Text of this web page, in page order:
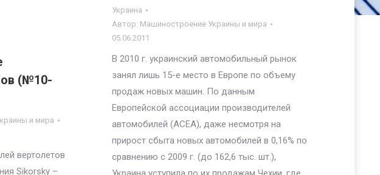
Украина
Автор: Машиностроение Украины и мира
05.06.2011
В 2010 г. украинский автомобильный рынок
занял лишь 15-е место в Европе по объему
продаж новых машин. По данным
Европейской ассоциации производителей
автомобилей (ACEA), даже несмотря на
прирост сбыта новых автомобилей в 0,16% по
сравнению с 2009 г. (до 162,6 тыс. шт.),
(№10-
и мира
вертолетов
Sikorsky –